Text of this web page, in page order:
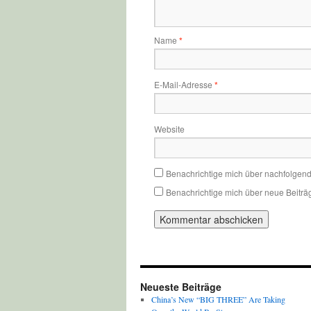
Name *
E-Mail-Adresse *
Website
Benachrichtige mich über
Benachrichtige mich über neue
Neueste Beiträge
China’s New “BIG THREE” Are Taking